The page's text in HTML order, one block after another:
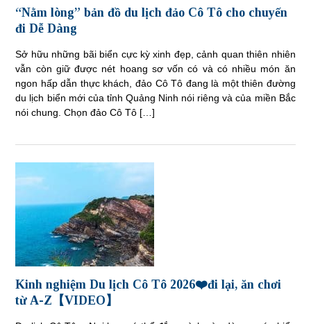
“Nằm lòng” bản đồ du lịch đảo Cô Tô cho chuyến
đi Dễ Dàng
Sở hữu những bãi biển cực kỳ xinh đẹp, cảnh quan thiên nhiên
vẫn còn giữ được nét hoang sơ vốn có và có nhiều món ăn
ngon hấp dẫn thực khách, đảo Cô Tô đang là một thiên đường
du lịch biển mới của tỉnh Quảng Ninh nói riêng và của miền Bắc
nói chung. Chọn đảo Cô Tô […]
Kinh nghiệm Du lịch Cô Tô 2026❤️đi lại, ăn chơi
từ A-Z【VIDEO】